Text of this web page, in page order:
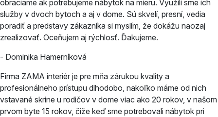
obraciame ak potrebujeme nábytok na mieru. Využili sme ich
služby v dvoch bytoch a aj v dome. Sú skvelí, presní, vedia
poradiť a predstavy zákazníka si myslím, že dokážu naozaj
zrealizovať. Oceňujem aj rýchlosť. Ďakujeme.
- Dominika Hamerníková
Firma ZAMA interiér je pre mňa zárukou kvality a
profesionálneho prístupu dlhodobo, nakoľko máme od nich
vstavané skrine u rodičov v dome viac ako 20 rokov, v našom
prvom byte 15 rokov, čiže keď sme potrebovali nábytok pri